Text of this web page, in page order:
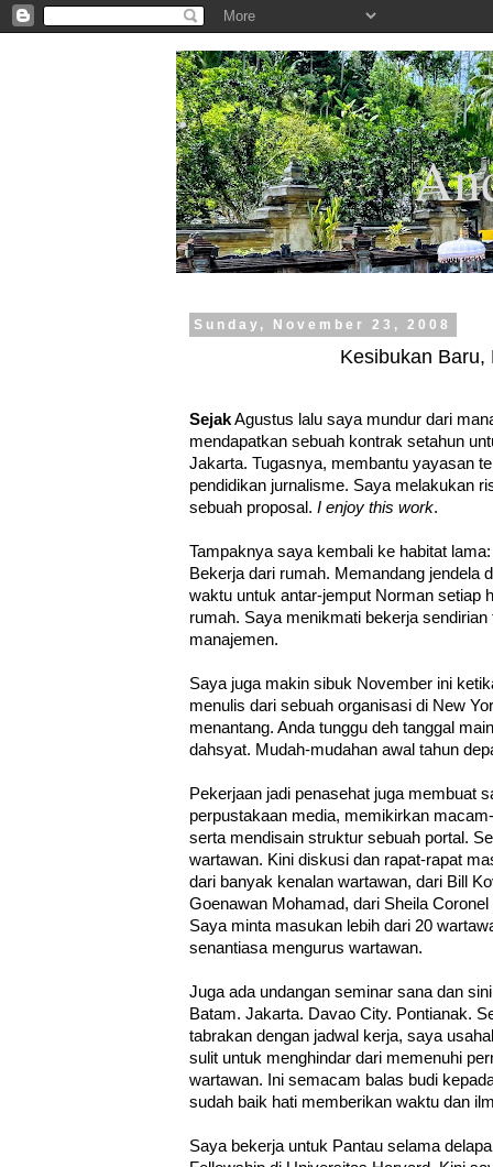
.
Sunday, November 23, 2008
Kesibukan Baru,
SejakAgustus lalu saya mundur dari
mendapatkan sebuah kontrak setahun
Jakarta. Tugasnya, membantu yayasan
pendidikan jurnalisme. Saya melakukan
sebuah proposal. I enjoy this work.
Tampaknya saya kembali ke habitat
Bekerja dari rumah. Memandang jendela
waktu untuk antar-jemput Norman setiap
rumah. Saya menikmati bekerja
manajemen.
Saya juga makin sibuk November ini
menulis dari sebuah organisasi di New
menantang. Anda tunggu deh tanggal
dahsyat. Mudah-mudahan awal tahun
Pekerjaan jadi penasehat juga membuat
perpustakaan media, memikirkan
serta mendisain struktur sebuah portal.
wartawan. Kini diskusi dan rapat-rapat
dari banyak kenalan wartawan, dari Bill
Goenawan Mohamad, dari Sheila
Saya minta masukan lebih dari 20
senantiasa mengurus wartawan.
Juga ada undangan seminar sana dan
Batam. Jakarta. Davao City. Pontianak.
tabrakan dengan jadwal kerja, saya
sulit untuk menghindar dari memenuhi
wartawan. Ini semacam balas budi
sudah baik hati memberikan waktu dan
Saya bekerja untuk Pantau selama